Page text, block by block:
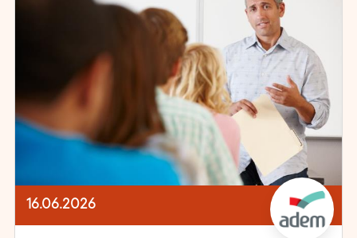
16.06.2026